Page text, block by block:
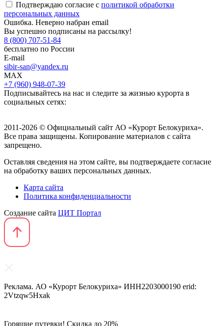
Подтверждаю согласие с политикой обработки
персональных данных
Ошибка. Неверно набран email
Вы успешно подписаны на рассылку!
8 (800) 707-51-84
бесплатно по России
E-mail
sibir-san@yandex.ru
MAX
+7 (960) 948-07-39
Подписывайтесь на нас и следите за жизнью курорта в
социальных сетях:
2011-2026 © Официальный сайт АО «Курорт Белокуриха».
Все права защищены. Копирование материалов с сайта
запрещено.
Оставляя сведения на этом сайте, вы подтверждаете согласие
на обработку ваших персональных данных.
Карта сайта
Политика конфиденциальности
Создание сайта ЦИТ Портал
Реклама. АО «Курорт Белокуриха» ИНН2203000190 erid:
2Vtzqw5Hxak
Горящие путевки! Скидка до 20%